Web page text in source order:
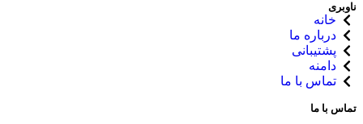
ناوبری
خانه
درباره ما
پشتیبانی
دامنه
تماس با ما
تماس با ما